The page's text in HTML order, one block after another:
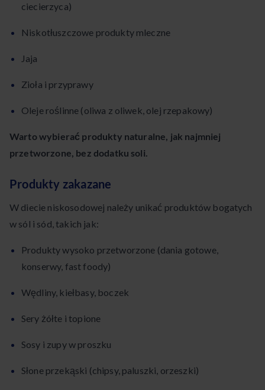
ciecierzyca)
Niskotłuszczowe produkty mleczne
Jaja
Zioła i przyprawy
Oleje roślinne (oliwa z oliwek, olej rzepakowy)
Warto wybierać produkty naturalne, jak najmniej
przetworzone, bez dodatku soli.
Produkty zakazane
W diecie niskosodowej należy unikać produktów bogatych
w sól i sód, takich jak:
Produkty wysoko przetworzone (dania gotowe,
konserwy, fast foody)
Wędliny, kiełbasy, boczek
Sery żółte i topione
Sosy i zupy w proszku
Słone przekąski (chipsy, paluszki, orzeszki)